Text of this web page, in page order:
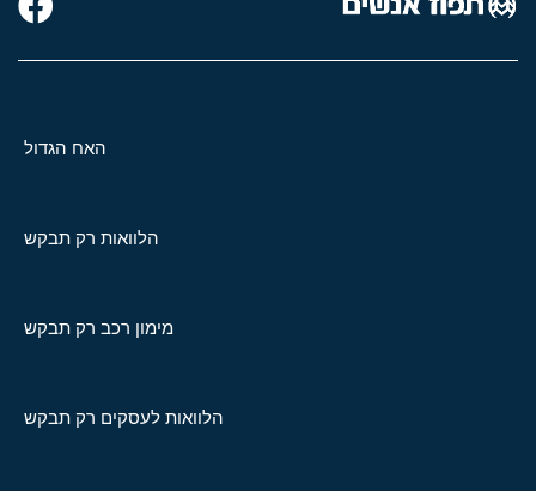
האח הגדול
הלוואות רק תבקש
מימון רכב רק תבקש
הלוואות לעסקים רק תבקש